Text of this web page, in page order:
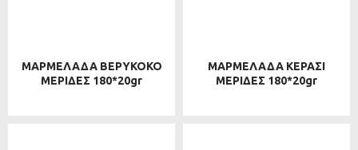
ΜΑΡΜΕΛΑΔΑ ΒΕΡΥΚΟΚΟ
ΜΕΡΙΔΕΣ 180*20gr
ΜΑΡΜΕΛΑΔΑ ΚΕΡΑΣΙ
ΜΕΡΙΔΕΣ 180*20gr